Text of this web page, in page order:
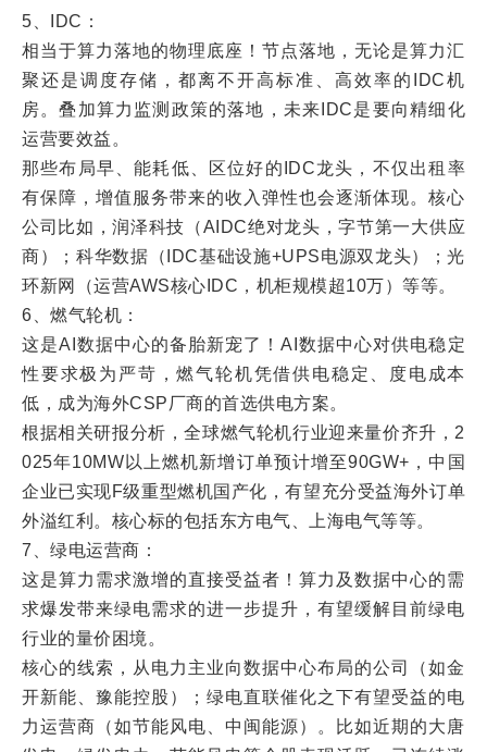
5、IDC：
相当于算力落地的物理底座！节点落地，无论是算力汇
聚还是调度存储，都离不开高标准、高效率的IDC机
房。叠加算力监测政策的落地，未来IDC是要向精细化
运营要效益。
那些布局早、能耗低、区位好的IDC龙头，不仅出租率
有保障，增值服务带来的收入弹性也会逐渐体现。核心
公司比如，润泽科技（AIDC绝对龙头，字节第一大供应
商）；科华数据（IDC基础设施+UPS电源双龙头）；光
环新网（运营AWS核心IDC，机柜规模超10万）等等。
6、燃气轮机：
这是AI数据中心的备胎新宠了！AI数据中心对供电稳定
性要求极为严苛，燃气轮机凭借供电稳定、度电成本
低，成为海外CSP厂商的首选供电方案。
根据相关研报分析，全球燃气轮机行业迎来量价齐升，2
025年10MW以上燃机新增订单预计增至90GW+，中国
企业已实现F级重型燃机国产化，有望充分受益海外订单
外溢红利。核心标的包括东方电气、上海电气等等。
7、绿电运营商：
这是算力需求激增的直接受益者！算力及数据中心的需
求爆发带来绿电需求的进一步提升，有望缓解目前绿电
行业的量价困境。
核心的线索，从电力主业向数据中心布局的公司（如金
开新能、豫能控股）；绿电直联催化之下有望受益的电
力运营商（如节能风电、中闽能源）。比如近期的大唐